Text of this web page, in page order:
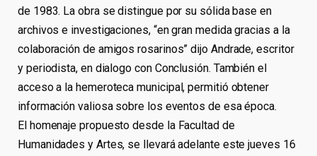
de 1983. La obra se distingue por su sólida base en
archivos e investigaciones, “en gran medida gracias a la
colaboración de amigos rosarinos” dijo Andrade, escritor
y periodista, en dialogo con Conclusión. También el
acceso a la hemeroteca municipal, permitió obtener
información valiosa sobre los eventos de esa época.
El homenaje propuesto desde la Facultad de
Humanidades y Artes, se llevará adelante este jueves 16